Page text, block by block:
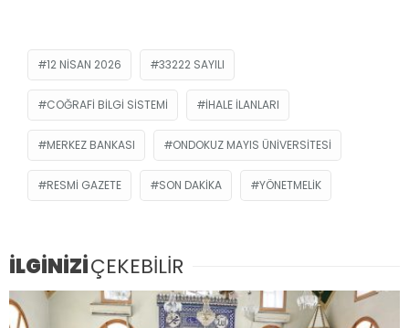
12 NISAN 2026 33222 SAYILI
COĞRAFI BILGI SISTEMI IHALE ILANLARI
MERKEZ BANKASI ONDOKUZ MAYIS ÜNIVERSITESI
RESMİ GAZETE SON DAKIKA YÖNETMELIK
İLGİNİZİÇEKEBİLİR